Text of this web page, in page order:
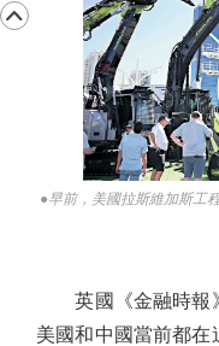
●早前，美國拉斯維加斯工
英國《金融時報》
美國和中國當前都